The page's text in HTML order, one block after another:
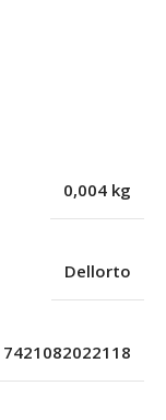
0,004 kg
Dellorto
7421082022118